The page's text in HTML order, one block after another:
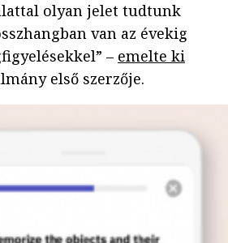
olyan jelet tudtunk
van az évekig
– emelte ki
első szerzője.